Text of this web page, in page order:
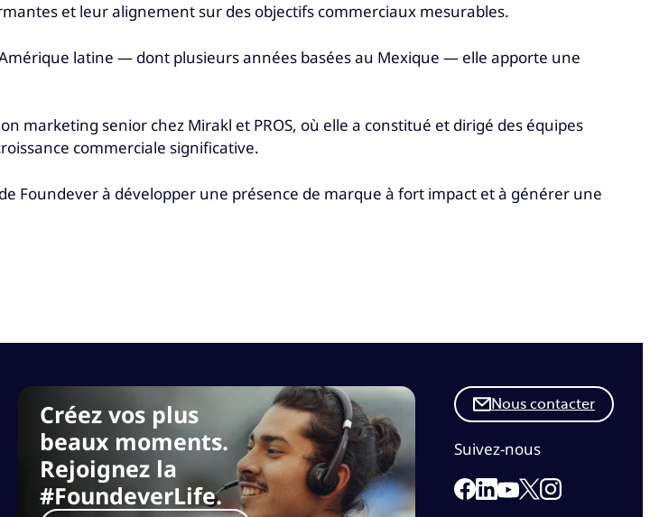
et leur alignement sur des objectifs commerciaux mesurables.
latine — dont plusieurs années basées au Mexique — elle apporte une
marketing senior chez Mirakl et PROS, où elle a constitué et dirigé des équipes
commerciale significative.
Foundever à développer une présence de marque à fort impact et à générer une
Créez vos plus
beaux moments.
Rejoignez la
#FoundeverLife.
Nous contacter
Suivez-nous
Link to our Facebook page
Link to our Linkedin
Link to our Youtube
Link to our X page
Link to our